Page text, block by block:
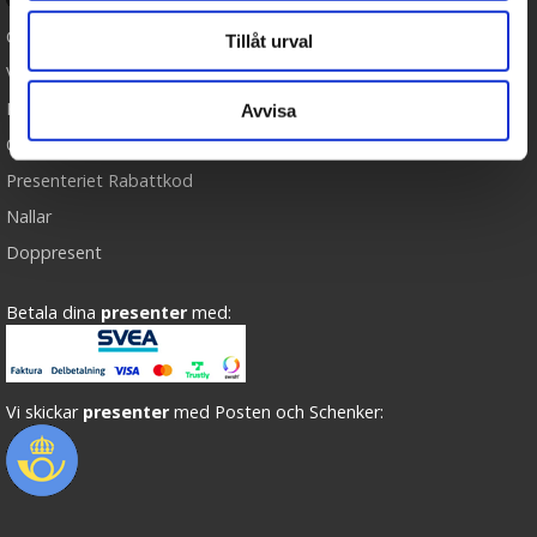
Tillåt urval
Avvisa
Cookies
Varumärken
Köpvillkor
Om oss
Presenteriet Rabattkod
Nallar
Doppresent
Betala dina presenter med:
Vi skickar presenter med Posten och Schenker: